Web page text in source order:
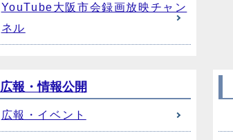
YouTube大阪市会録画放映チャン
ネル
広報・情報公開
広報・イベント